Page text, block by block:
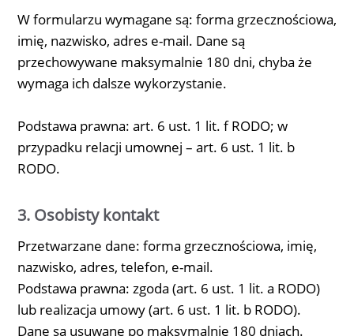
W formularzu wymagane są: forma grzecznościowa,
imię, nazwisko, adres e-mail. Dane są
przechowywane maksymalnie 180 dni, chyba że
wymaga ich dalsze wykorzystanie.
Podstawa prawna: art. 6 ust. 1 lit. f RODO; w
przypadku relacji umownej – art. 6 ust. 1 lit. b
RODO.
3. Osobisty kontakt
Przetwarzane dane: forma grzecznościowa, imię,
nazwisko, adres, telefon, e-mail.
Podstawa prawna: zgoda (art. 6 ust. 1 lit. a RODO)
lub realizacja umowy (art. 6 ust. 1 lit. b RODO).
Dane są usuwane po maksymalnie 180 dniach.